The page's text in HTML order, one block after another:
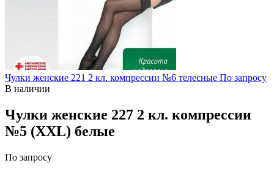
Чулки женские 221 2 кл. компрессии №6 телесные По запросу
В наличии
Чулки женские 227 2 кл. компрессии
№5 (XXL) белые
По запросу